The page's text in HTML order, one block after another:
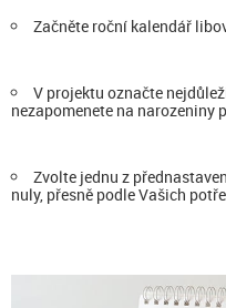
Začněte roční kalendář
V projektu označte
nezapomenete na narozeniny
Zvolte jednu z
nuly, přesně podle Vašich